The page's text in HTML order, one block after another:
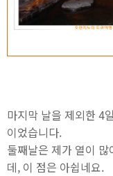
마지막 날을 제외한 4
이었습니다.
둘째날은 제가 열이
데, 이 점은 아쉽네요.